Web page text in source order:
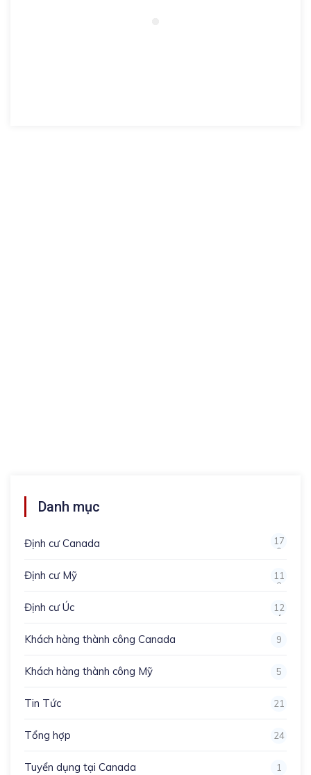
Danh mục
Định cư Canada
17
0
Định cư Mỹ
11
3
Định cư Úc
12
4
Khách hàng thành công Canada 9
Khách hàng thành công Mỹ 5
Tin Tức 21
Tổng hợp 24
Tuyển dụng tại Canada 1